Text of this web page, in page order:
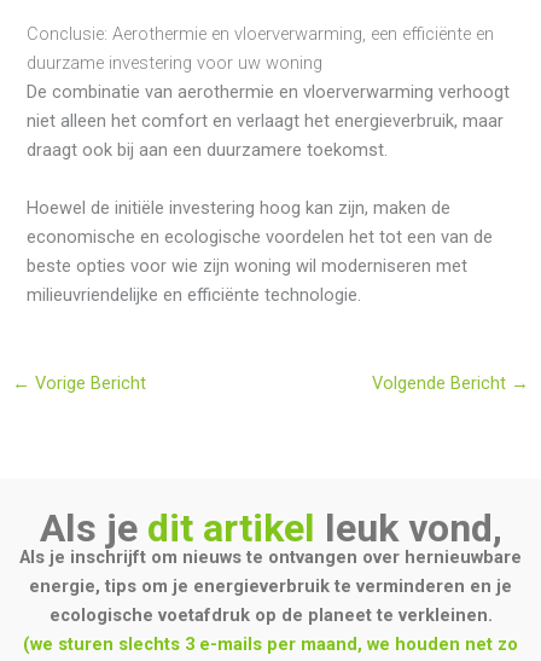
Conclusie: Aerothermie en vloerverwarming, een efficiënte en
duurzame investering voor uw woning
De combinatie van aerothermie en vloerverwarming verhoogt
niet alleen het comfort en verlaagt het energieverbruik, maar
draagt ook bij aan een duurzamere toekomst.
Hoewel de initiële investering hoog kan zijn, maken de
economische en ecologische voordelen het tot een van de
beste opties voor wie zijn woning wil moderniseren met
milieuvriendelijke en efficiënte technologie.
← Vorige Bericht Volgende Bericht →
Als je dit artikel leuk vond,
Als je inschrijft om nieuws te ontvangen over hernieuwbare
energie, tips om je energieverbruik te verminderen en je
ecologische voetafdruk op de planeet te verkleinen.
(we sturen slechts 3 e-mails per maand, we houden net zo